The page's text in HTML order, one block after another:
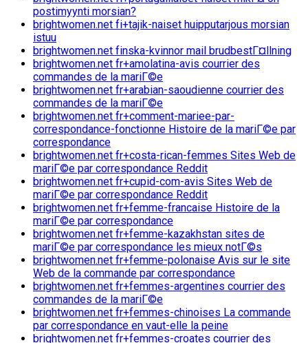
postimyynti morsian?
brightwomen.net fi+tajik-naiset huipputarjous morsian
istuu
brightwomen.net finska-kvinnor mail brudbestГ¤llning
brightwomen.net fr+amolatina-avis courrier des
commandes de la mariГ©e
brightwomen.net fr+arabian-saoudienne courrier des
commandes de la mariГ©e
brightwomen.net fr+comment-mariee-par-
correspondance-fonctionne Histoire de la mariГ©e par
correspondance
brightwomen.net fr+costa-rican-femmes Sites Web de
mariГ©e par correspondance Reddit
brightwomen.net fr+cupid-com-avis Sites Web de
mariГ©e par correspondance Reddit
brightwomen.net fr+femme-francaise Histoire de la
mariГ©e par correspondance
brightwomen.net fr+femme-kazakhstan sites de
mariГ©e par correspondance les mieux notГ©s
brightwomen.net fr+femme-polonaise Avis sur le site
Web de la commande par correspondance
brightwomen.net fr+femmes-argentines courrier des
commandes de la mariГ©e
brightwomen.net fr+femmes-chinoises La commande
par correspondance en vaut-elle la peine
brightwomen.net fr+femmes-croates courrier des